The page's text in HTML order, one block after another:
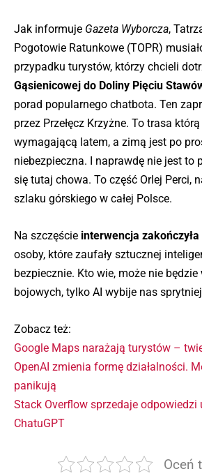
Jak informuje Gazeta Wyborcza,
Pogotowie Ratunkowe (TOPR)
przypadku turystów, którzy chcieli
Gąsienicowej do Doliny Pięciu
porad popularnego chatbota. Ten
przez Przełęcz Krzyżne. To trasa
wymagającą latem, a zimą jest po
niebezpieczna. I naprawdę nie jest to
się tutaj chowa. To część Orlej Perci,
szlaku górskiego w całej Polsce.
Na szczęście interwencja
osoby, które zaufały sztucznej
bezpiecznie. Kto wie, może nie
bojowych, tylko AI wybije nas
Zobacz też:
Google Maps narażają turystów –
OpenAI zmienia formę działalności.
panikują
Stack Overflow sprzedaje
ChatuGPT
Oceń